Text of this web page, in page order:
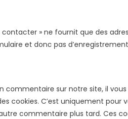
contacter » ne fournit que des
et donc pas
commentaire sur notre site, il
cookies. C’est uniquement
commentaire plus tard. Ces